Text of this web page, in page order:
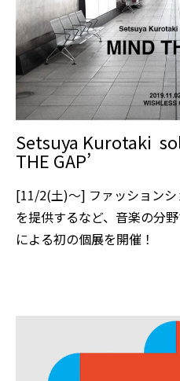
Setsuya Kurotaki
THE GAP’
[11/2(土)〜] ファッション
を提供するなど、音楽の分
による初の個展を開催！